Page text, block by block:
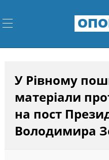
У Рівному
матеріали
на пост
Володимира